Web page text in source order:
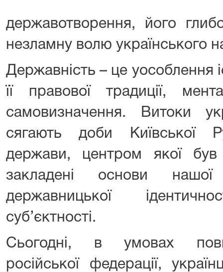
державотворення, його
незламну волю українського
Державність – це уособлення
її правової традиції,
самовизначення. Витоки
сягають доби Київської
держави, центром якої
закладені основи нашої
державницької
суб’єктності.
Сьогодні, в умовах
російської федерації,